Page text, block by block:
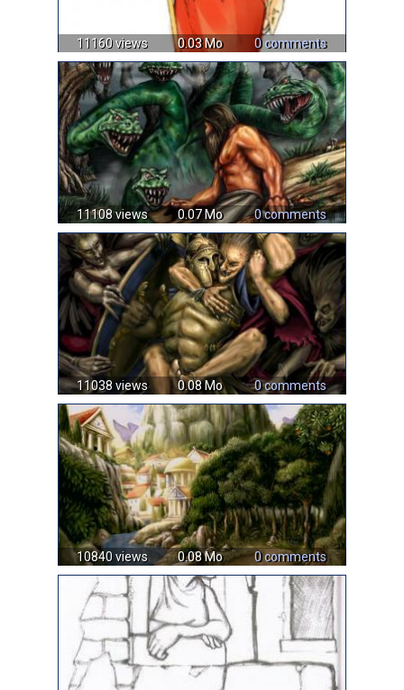
11160 views 0.03 Mo 0 comments
11108 views 0.07 Mo 0 comments
11038 views 0.08 Mo 0 comments
10840 views 0.08 Mo 0 comments